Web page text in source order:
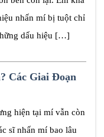
nhấn mí bị tuột chỉ
dấu hiệu […]
Các Giai Đoạn
hiện tại mí vẫn còn
sĩ nhấn mí bao lâu